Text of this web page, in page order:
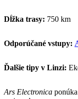
Dĺžka trasy: 750 km
Odporúčané vstupy:
Ďalšie tipy v Linzi:
Ars Electronica ponúka